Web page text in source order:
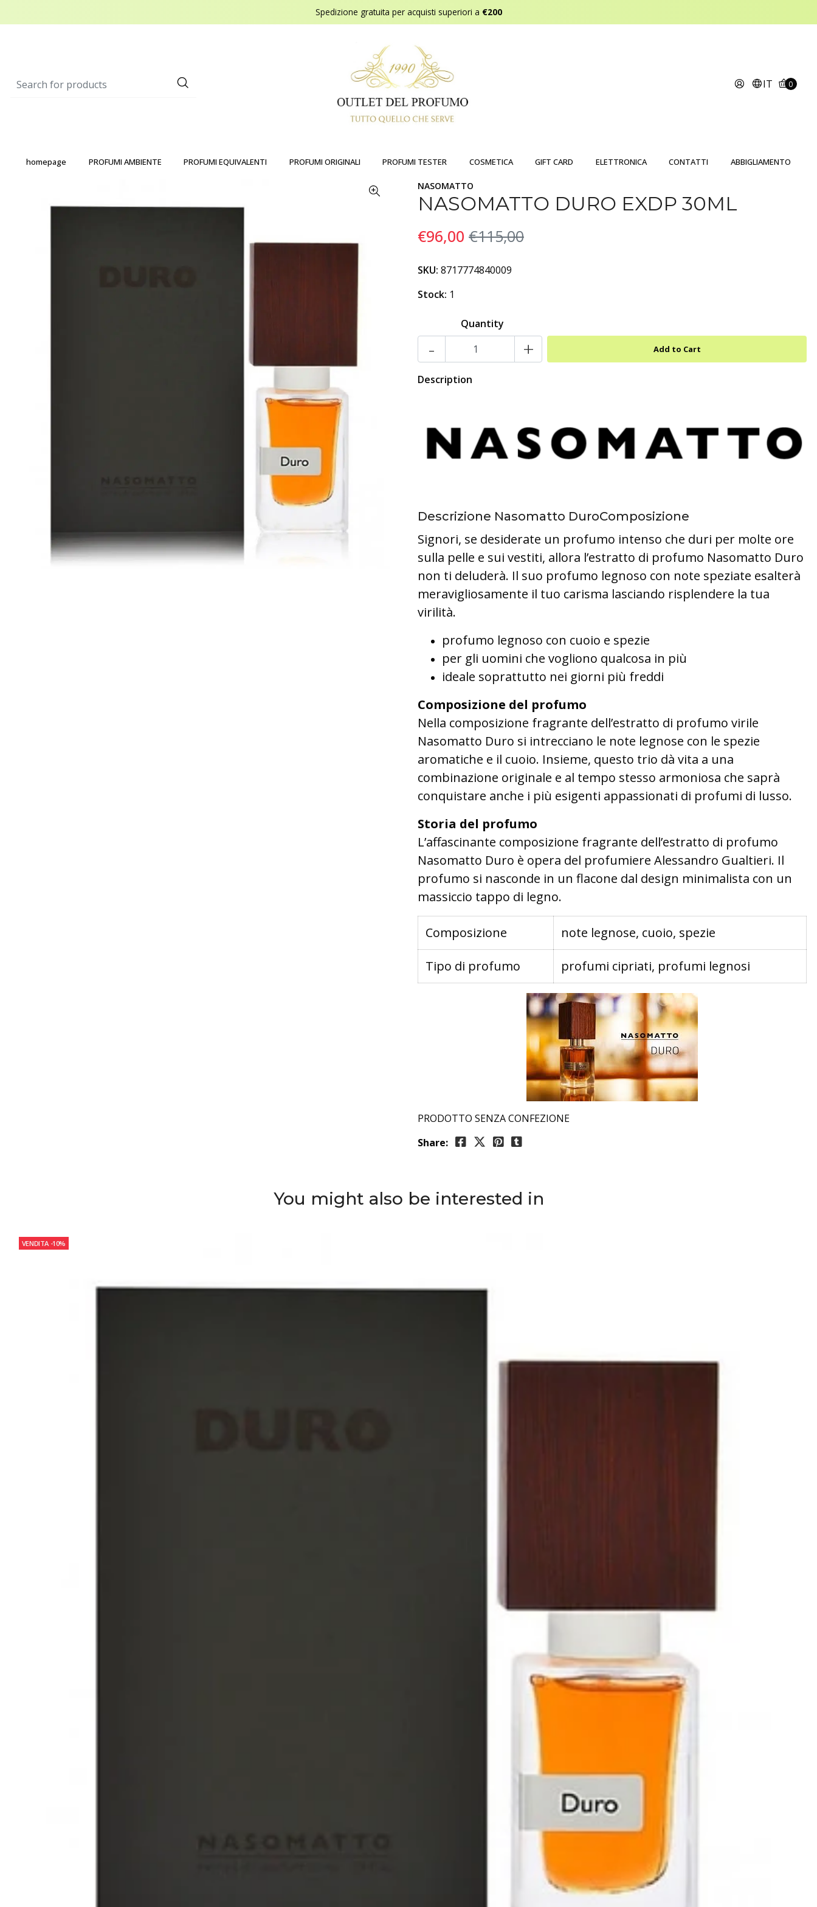
Spedizione gratuita per acquisti superiori a €200
IT 0
homepage PROFUMI AMBIENTE PROFUMI EQUIVALENTI PROFUMI ORIGINALI PROFUMI TESTER COSMETICA GIFT CARD ELETTRONICA CONTATTI ABBIGLIAMENTO
NASOMATTO
NASOMATTO DURO EXDP 30ML
€96,00 €115,00
SKU: 8717774840009
Stock: 1
Quantity
- +
Description
Descrizione Nasomatto DuroComposizione
Signori, se desiderate un profumo intenso che duri per molte ore
sulla pelle e sui vestiti, allora l’estratto di profumo Nasomatto Duro
non ti deluderà. Il suo profumo legnoso con note speziate esalterà
meravigliosamente il tuo carisma lasciando risplendere la tua
virilità.
profumo legnoso con cuoio e spezie
per gli uomini che vogliono qualcosa in più
ideale soprattutto nei giorni più freddi
Composizione del profumo
Nella composizione fragrante dell’estratto di profumo virile
Nasomatto Duro si intrecciano le note legnose con le spezie
aromatiche e il cuoio. Insieme, questo trio dà vita a una
combinazione originale e al tempo stesso armoniosa che saprà
conquistare anche i più esigenti appassionati di profumi di lusso.
Storia del profumo
L’affascinante composizione fragrante dell’estratto di profumo
Nasomatto Duro è opera del profumiere Alessandro Gualtieri. Il
profumo si nasconde in un flacone dal design minimalista con un
massiccio tappo di legno.
Composizione note legnose, cuoio, spezie
Tipo di profumo profumi cipriati, profumi legnosi
PRODOTTO SENZA CONFEZIONE
Share:
You might also be interested in
VENDITA -10%